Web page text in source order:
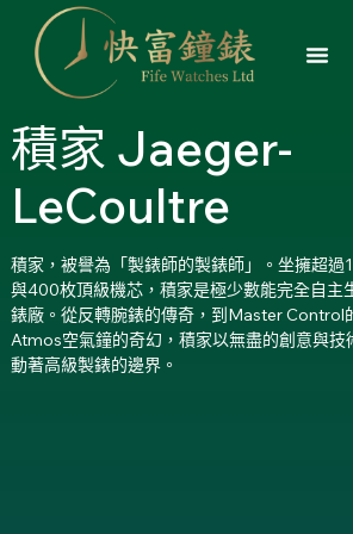
積家 Jaeger-
LeCoultre
積家，被譽為「製錶師的製錶師」。坐擁超過
與400枚頂級機芯，積家是極少數能完全自主
錶廠。從反轉腕錶的傳奇，到Master Control
Atmos空氣鐘的奇幻，積家以無盡的創意與技
動著高級製錶的邊界。